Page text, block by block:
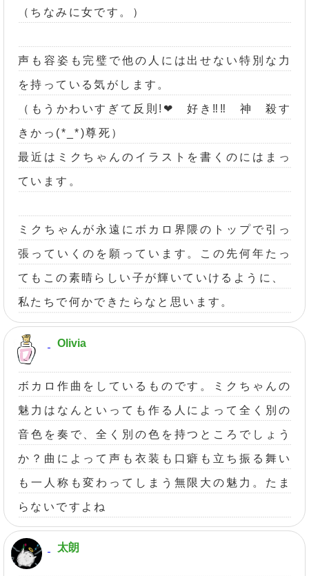
（ちなみに女です。）
声も容姿も完璧で他の人には出せない特別な力
を持っている気がします。
（もうかわいすぎて反則!❤ 好き‼‼ 神 殺す
きかっ(*_*)尊死）
最近はミクちゃんのイラストを書くのにはまっ
ています。
ミクちゃんが永遠にボカロ界隈のトップで引っ
張っていくのを願っています。この先何年たっ
てもこの素晴らしい子が輝いていけるように、
私たちで何かできたらなと思います。
Olivia
ボカロ作曲をしているものです。ミクちゃんの
魅力はなんといっても作る人によって全く別の
音色を奏で、全く別の色を持つところでしょう
か？曲によって声も衣装も口癖も立ち振る舞い
も一人称も変わってしまう無限大の魅力。たま
らないですよね
太朗